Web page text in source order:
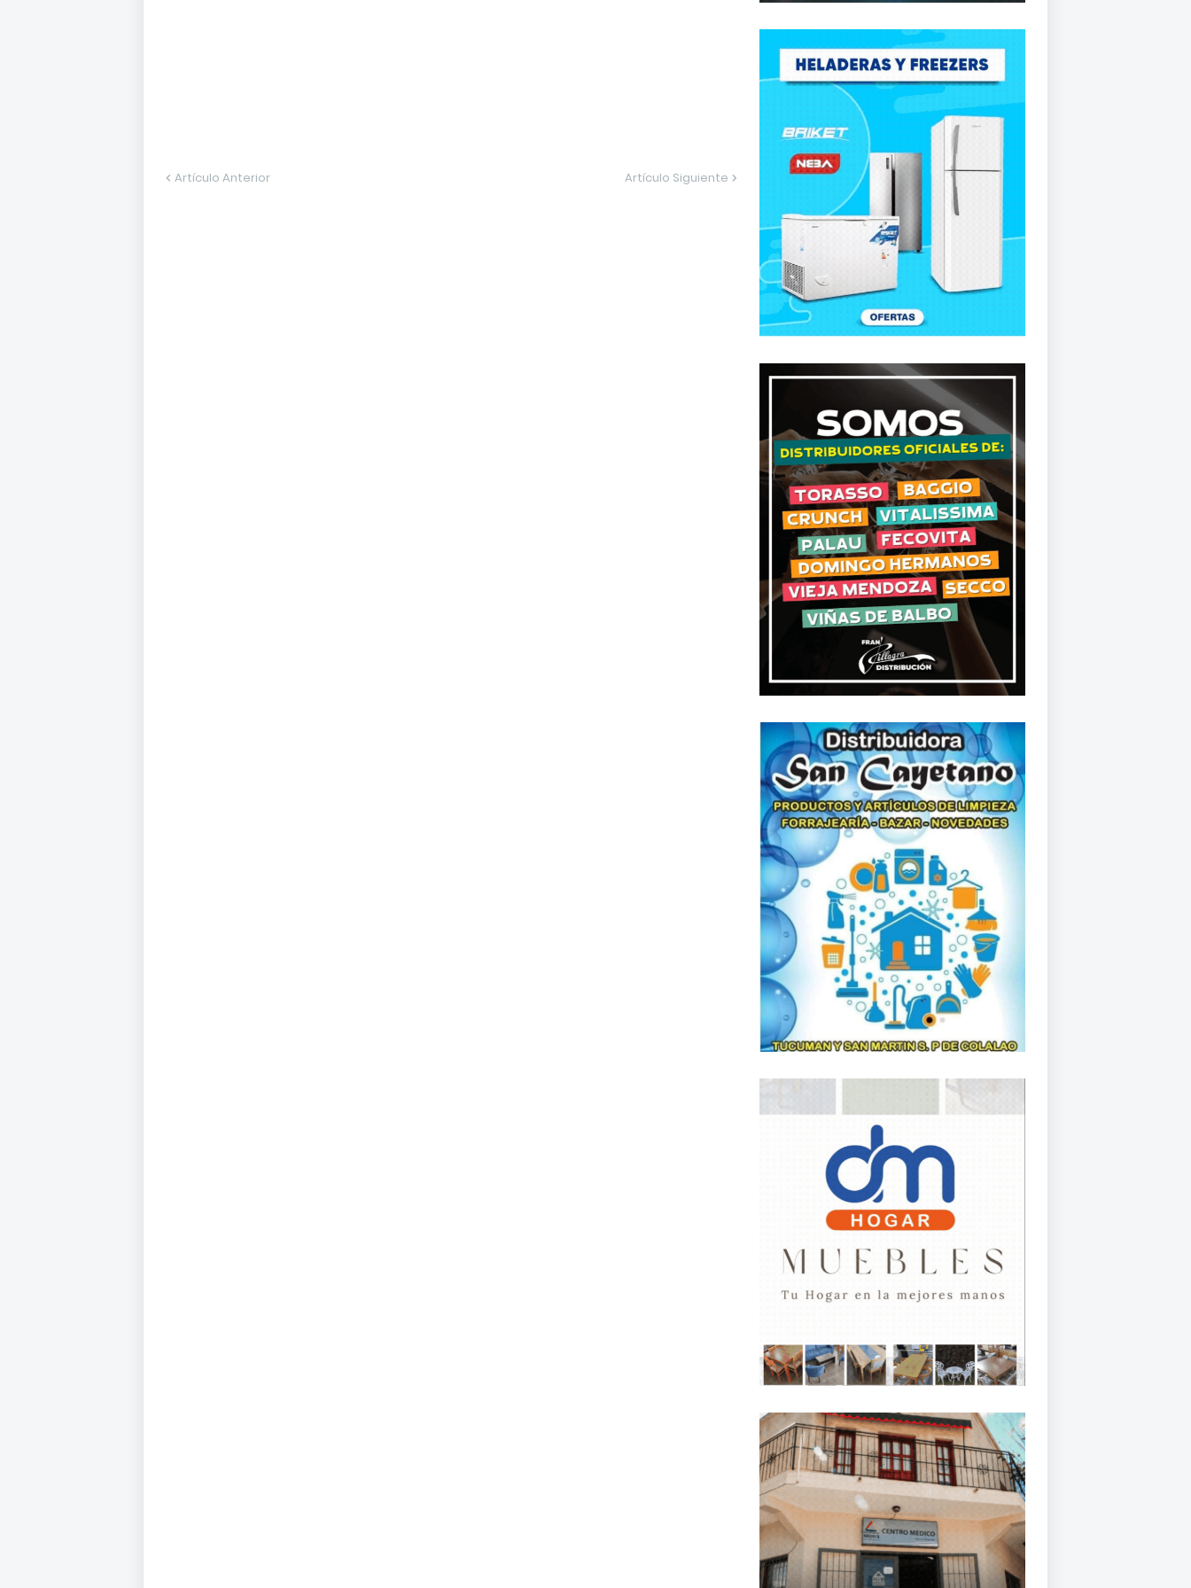
Artículo Anterior Artículo Siguiente